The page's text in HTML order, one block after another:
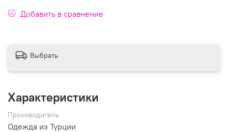
Добавить в сравнение
Выбрать
Характеристики
Производитель
Одежда из Турции